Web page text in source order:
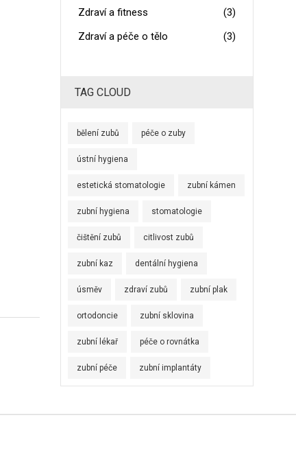
Zdraví a fitness
(3)
Zdraví a péče o tělo
(3)
TAG CLOUD
bělení zubů péče o zuby
ústní hygiena
estetická stomatologie zubní kámen
zubní hygiena stomatologie
čištění zubů citlivost zubů
zubní kaz dentální hygiena
úsměv zdraví zubů zubní plak
ortodoncie zubní sklovina
zubní lékař péče o rovnátka
zubní péče zubní implantáty